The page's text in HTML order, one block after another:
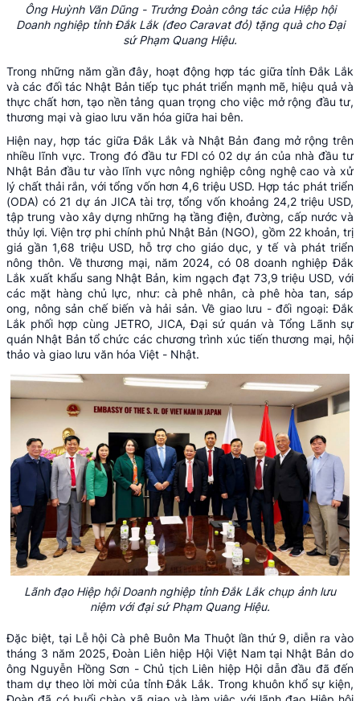
Ông Huỳnh Văn Dũng - Trưởng Đoàn công tác của Hiệp hội
Doanh nghiệp tỉnh Đắk Lắk (đeo Caravat đỏ) tặng quà cho Đại
sứ Phạm Quang Hiệu.
Trong những năm gần đây, hoạt động hợp tác giữa tỉnh Đắk Lắk
và các đối tác Nhật Bản tiếp tục phát triển mạnh mẽ, hiệu quả và
thực chất hơn, tạo nền tảng quan trọng cho việc mở rộng đầu tư,
thương mại và giao lưu văn hóa giữa hai bên.
Hiện nay, hợp tác giữa Đắk Lắk và Nhật Bản đang mở rộng trên
nhiều lĩnh vực. Trong đó đầu tư FDI có 02 dự án của nhà đầu tư
Nhật Bản đầu tư vào lĩnh vực nông nghiệp công nghệ cao và xử
lý chất thải rắn, với tổng vốn hơn 4,6 triệu USD. Hợp tác phát triển
(ODA) có 21 dự án JICA tài trợ, tổng vốn khoảng 24,2 triệu USD,
tập trung vào xây dựng những hạ tầng điện, đường, cấp nước và
thủy lợi. Viện trợ phi chính phủ Nhật Bản (NGO), gồm 22 khoản, trị
giá gần 1,68 triệu USD, hỗ trợ cho giáo dục, y tế và phát triển
nông thôn. Về thương mại, năm 2024, có 08 doanh nghiệp Đắk
Lắk xuất khẩu sang Nhật Bản, kim ngạch đạt 73,9 triệu USD, với
các mặt hàng chủ lực, như: cà phê nhân, cà phê hòa tan, sáp
ong, nông sản chế biến và hải sản. Về giao lưu - đối ngoại: Đắk
Lắk phối hợp cùng JETRO, JICA, Đại sứ quán và Tổng Lãnh sự
quán Nhật Bản tổ chức các chương trình xúc tiến thương mại, hội
thảo và giao lưu văn hóa Việt - Nhật.
Lãnh đạo Hiệp hội Doanh nghiệp tỉnh Đắk Lắk chụp ảnh lưu
niệm với đại sứ Phạm Quang Hiệu.
Đặc biệt, tại Lễ hội Cà phê Buôn Ma Thuột lần thứ 9, diễn ra vào
tháng 3 năm 2025, Đoàn Liên hiệp Hội Việt Nam tại Nhật Bản do
ông Nguyễn Hồng Sơn - Chủ tịch Liên hiệp Hội dẫn đầu đã đến
tham dự theo lời mời của tỉnh Đắk Lắk. Trong khuôn khổ sự kiện,